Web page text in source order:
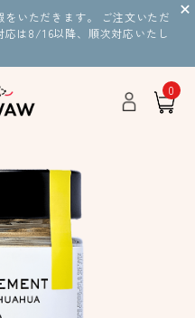
いただきます。 ご注文いただ
応は8/16以降、順次対応いたし
0